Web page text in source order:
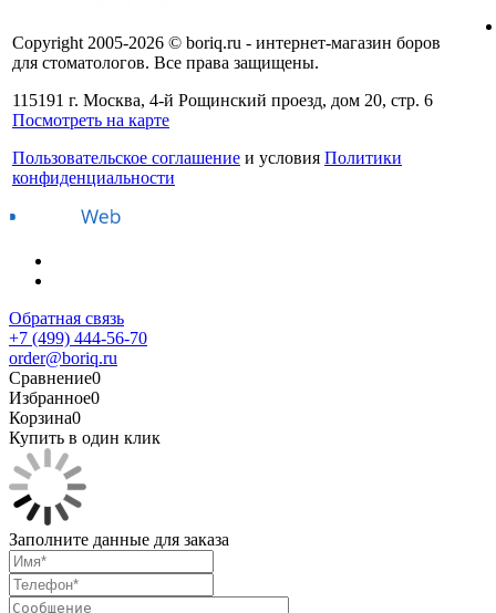
Copyright 2005-2026 © boriq.ru - интернет-магазин боров
для стоматологов. Все права защищены.
115191 г. Москва, 4-й Рощинский проезд, дом 20, стр. 6
Посмотреть на карте
Пользовательское соглашение и условия Политики
конфиденциальности
Обратная связь
+7 (499) 444-56-70
order@boriq.ru
Сравнение0
Избранное0
Корзина0
Купить в один клик
Заполните данные для заказа